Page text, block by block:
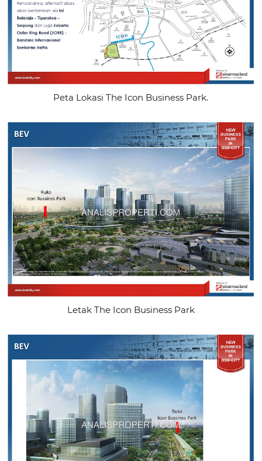
Peta Lokasi The Icon Business Park.
Letak The Icon Business Park